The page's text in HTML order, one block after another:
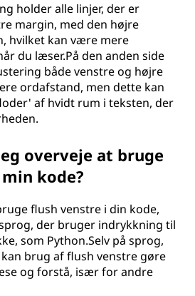
holder alle linjer, der er
margin, med den højre
hvilket kan være mere
du læser.På den anden side
både venstre og højre
ordafstand, men dette kan
af hvidt rum i teksten, der
overveje at bruge
kode?
flush venstre i din kode,
der bruger indrykkning til
som Python.Selv på sprog,
brug af flush venstre gøre
og forstå, især for andre